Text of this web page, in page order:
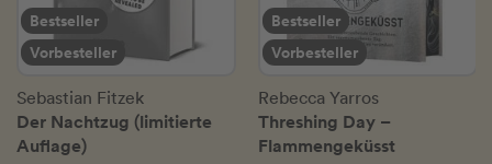
Bestseller
Vorbesteller
Sebastian Fitzek
Der Nachtzug (limitierte
Auflage)
Bestseller
Vorbesteller
Rebecca Yarros
Threshing Day –
Flammengeküsst